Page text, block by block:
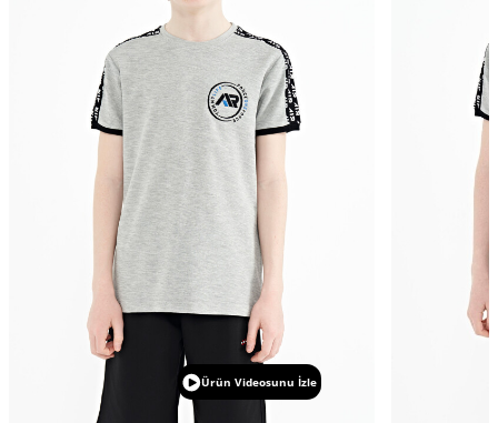
Ürün Videosunu İzle